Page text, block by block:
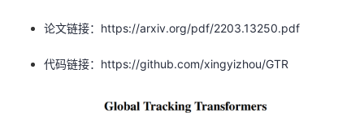
论文链接：https://arxiv.org/pdf/2203.13250.pdf
代码链接：https://github.com/xingyizhou/GTR